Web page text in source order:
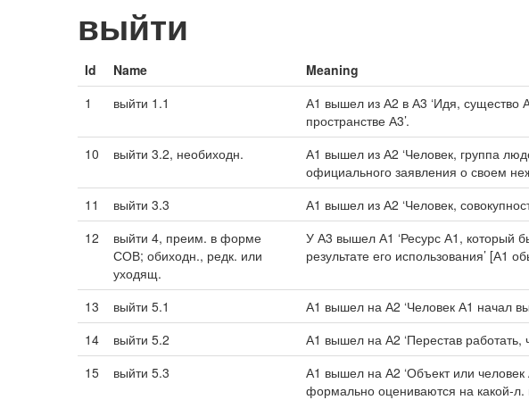
выйти
Id Name Meaning
1
выйти 1.1
А1 вышел из А2 в А3 ‘Идя, существо
пространстве А3’.
10 выйти 3.2, необиходн.
А1 вышел из А2 ‘Человек, группа
официального заявления о своем
11 выйти 3.3 А1 вышел из А2 ‘Человек,
12
выйти 4, преим. в форме
СОВ; обиходн., редк. или
уходящ.
У А3 вышел А1 ‘Ресурс А1, который
результате его использования’ [А1
13 выйти 5.1 А1 вышел на А2 ‘Человек А1 начал
14
выйти 5.2 А1 вышел на А2 ‘Перестав работать,
15
выйти 5.3
А1 вышел на А2 ‘Объект или
формально оцениваются на какой-л.